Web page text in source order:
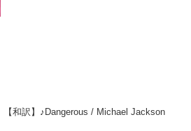
【和訳】♪Dangerous / Michael Jackson